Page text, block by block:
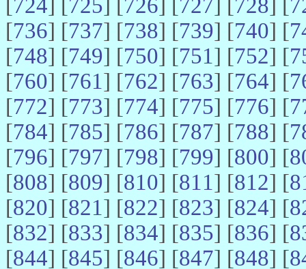
[724] [725] [726] [727] [728] [
[736] [737] [738] [739] [740] [
[748] [749] [750] [751] [752] [
[760] [761] [762] [763] [764] [
[772] [773] [774] [775] [776] [
[784] [785] [786] [787] [788] [
[796] [797] [798] [799] [800] [
[808] [809] [810] [811] [812] [
[820] [821] [822] [823] [824] [
[832] [833] [834] [835] [836] [
[844] [845] [846] [847] [848] [